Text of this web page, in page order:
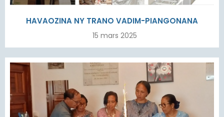
HAVAOZINA NY TRANO VADIM-PIANGONANA
15 mars 2025